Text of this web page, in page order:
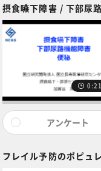
摂食嚥下障害 / 下部尿
アンケート
フレイル予防のポピュ